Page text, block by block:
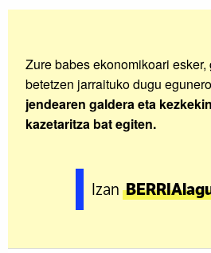
Zure babes ekonomikoari esker,
betetzen jarraituko dugu
jendearen galdera eta
kazetaritza bat egiten.
Izan